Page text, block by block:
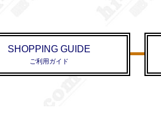
SHOPPING GUIDE
ご利用ガイド